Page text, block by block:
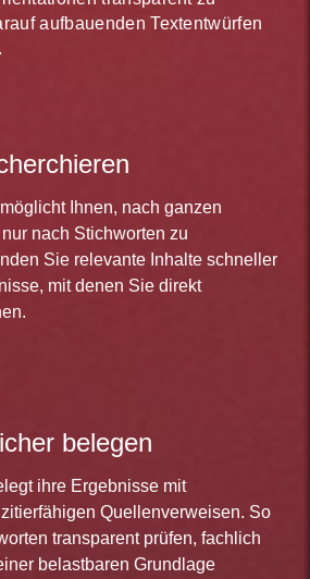
aufbauenden Textentwürfen
Ihnen, nach ganzen
nach Stichworten zu
Sie relevante Inhalte schneller
mit denen Sie direkt
belegen
ihre Ergebnisse mit
Quellenverweisen. So
transparent prüfen, fachlich
belastbaren Grundlage